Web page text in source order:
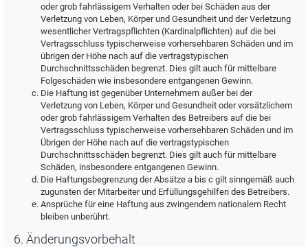
oder grob fahrlässigem Verhalten oder bei Schäden aus der
Verletzung von Leben, Körper und Gesundheit und der Verletzung
wesentlicher Vertragspflichten (Kardinalpflichten) auf die bei
Vertragsschluss typischerweise vorhersehbaren Schäden und im
übrigen der Höhe nach auf die vertragstypischen
Durchschnittsschäden begrenzt. Dies gilt auch für mittelbare
Folgeschäden wie insbesondere entgangenen Gewinn.
Die Haftung ist gegenüber Unternehmern außer bei der
Verletzung von Leben, Körper und Gesundheit oder vorsätzlichem
oder grob fahrlässigem Verhalten des Betreibers auf die bei
Vertragsschluss typischerweise vorhersehbaren Schäden und im
Übrigen der Höhe nach auf die vertragstypischen
Durchschnittsschäden begrenzt. Dies gilt auch für mittelbare
Schäden, insbesondere entgangenen Gewinn.
Die Haftungsbegrenzung der Absätze a bis c gilt sinngemäß auch
zugunsten der Mitarbeiter und Erfüllungsgehilfen des Betreibers.
Ansprüche für eine Haftung aus zwingendem nationalem Recht
bleiben unberührt.
6. Änderungsvorbehalt